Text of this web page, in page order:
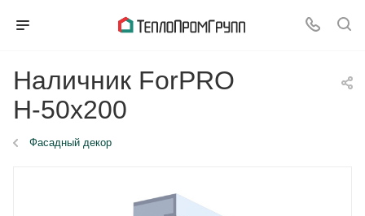
Наличник ForPRO
Н-50x200
Фасадный декор